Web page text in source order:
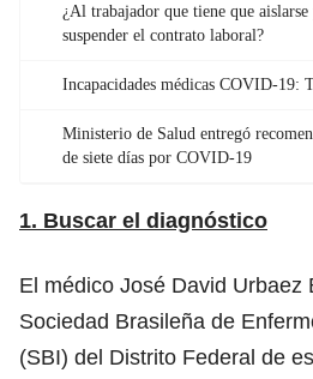
¿Al trabajador que tiene que
suspender el contrato laboral?
Incapacidades médicas COVID-19:
Ministerio de Salud entregó
de siete días por COVID-19
1. Buscar el diagnóstico
El médico José David Urbaez
Sociedad Brasileña de
(SBI) del Distrito Federal de